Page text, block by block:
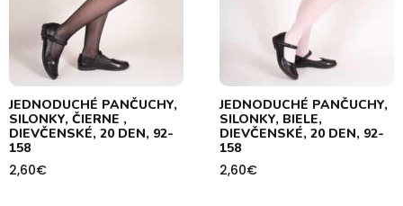
JEDNODUCHÉ PANČUCHY,
SILONKY, ČIERNE ,
DIEVČENSKÉ, 20 DEN, 92-
158
2,60€
JEDNODUCHÉ PANČUCHY,
SILONKY, BIELE,
DIEVČENSKÉ, 20 DEN, 92-
158
2,60€